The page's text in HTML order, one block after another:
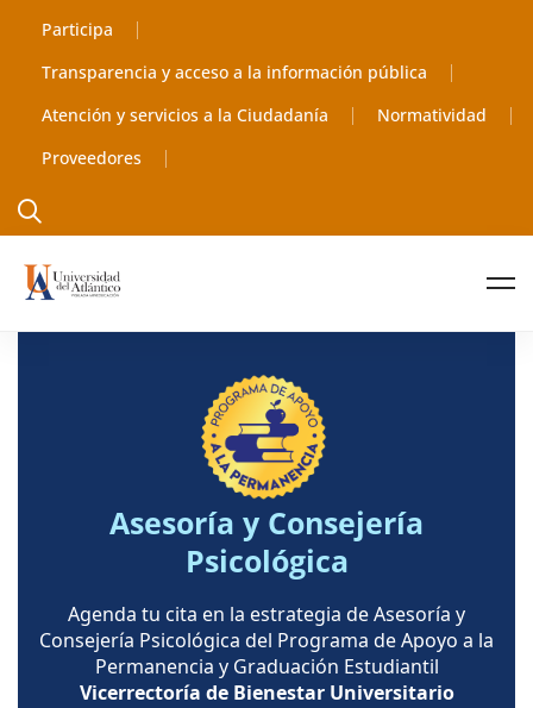
Participa
Transparencia y acceso a la información pública
Atención y servicios a la Ciudadanía
Normatividad
Proveedores
Asesoría y Consejería
Psicológica
Agenda tu cita en la estrategia de Asesoría y
Consejería Psicológica del Programa de Apoyo a la
Permanencia y Graduación Estudiantil
Vicerrectoría de Bienestar Universitario